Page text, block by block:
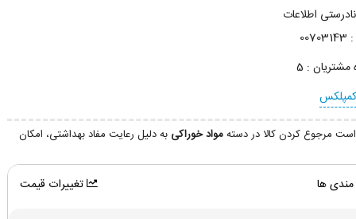
اطلاعات
00703143
مشتریان : 5
مرجوع کردن کالا در دستهمواد خوراکی به دلیل رعایت مفاد بهداشتی، امکان
ها تغییرات قیمت